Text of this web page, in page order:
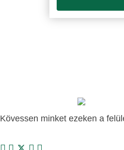
Kövessen minket ezeken a